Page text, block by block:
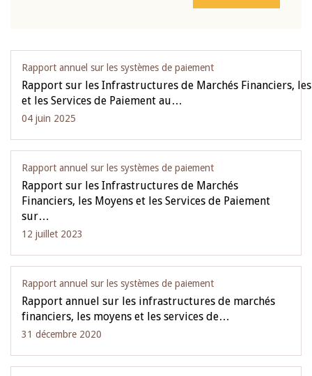
Rapport annuel sur les systèmes de paiement
Rapport sur les Infrastructures de Marchés Financiers,
et les Services de Paiement au…
04 juin 2025
Rapport annuel sur les systèmes de paiement
Rapport sur les Infrastructures de Marchés
Financiers, les Moyens et les Services de Paiement
sur…
12 juillet 2023
Rapport annuel sur les systèmes de paiement
Rapport annuel sur les infrastructures de marchés
financiers, les moyens et les services de…
31 décembre 2020